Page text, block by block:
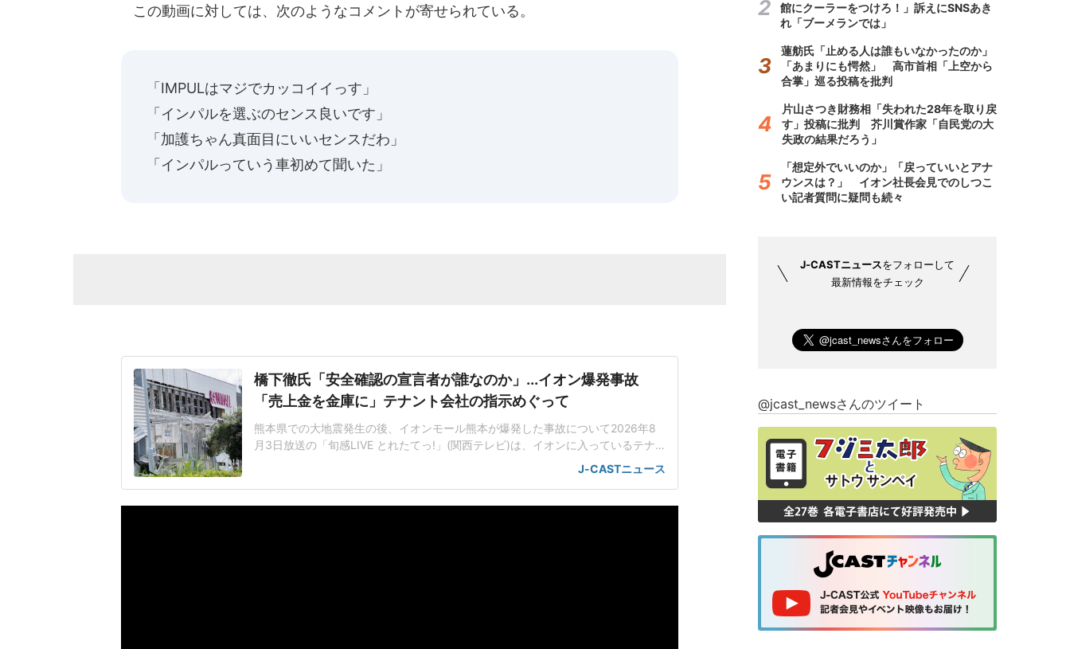
この動画に対しては、次のようなコメントが寄せられている。
「IMPULはマジでカッコイイっす」
「インパルを選ぶのセンス良いです」
「加護ちゃん真面目にいいセンスだわ」
「インパルっていう車初めて聞いた」
橋下徹氏「安全確認の宣言者が誰なのか」...イオン爆発事故
「売上金を金庫に」テナント会社の指示めぐって
熊本県での大地震発生の後、イオンモール熊本が爆発した事故について2026年8
月3日放送の「旬感LIVE とれたてっ!」(関西テレビ)は、イオンに入っているテナ
ント会社の幹部が避難した従業員2人に売上金を金庫に入れるように指示したこと
で爆発事故の犠牲になったことを取り上げた。店内に戻った5分後に爆破が起きた
J-CASTニュース
館にクーラーをつけろ！」訴えにSNSあき
れ「ブーメランでは」
蓮舫氏「止める人は誰もいなかったのか」
「あまりにも愕然」 高市首相「上空から
合掌」巡る投稿を批判
片山さつき財務相「失われた28年を取り戻
す」投稿に批判 芥川賞作家「自民党の大
失政の結果だろう」
「想定外でいいのか」「戻っていいとアナ
ウンスは？」 イオン社長会見でのしつこ
い記者質問に疑問も続々
J-CASTニュースをフォローして
最新情報をチェック
@jcast_newsさんのツイート